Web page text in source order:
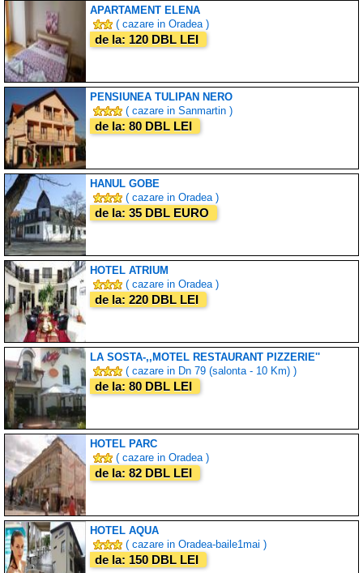
APARTAMENT ELENA
( cazare in Oradea )
de la: 120 DBL LEI
PENSIUNEA TULIPAN NERO
( cazare in Sanmartin )
de la: 80 DBL LEI
HANUL GOBE
( cazare in Oradea )
de la: 35 DBL EURO
HOTEL ATRIUM
( cazare in Oradea )
de la: 220 DBL LEI
LA SOSTA-,,MOTEL RESTAURANT PIZZERIE''
( cazare in Dn 79 (salonta - 10 Km) )
de la: 80 DBL LEI
HOTEL PARC
( cazare in Oradea )
de la: 82 DBL LEI
HOTEL AQUA
( cazare in Oradea-baile1mai )
de la: 150 DBL LEI